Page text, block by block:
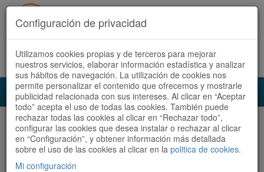
Acceder Registrate ahora Español | Català
Audioruta Todas las rutas
Todas las rutas
Ordenar por: Más recientes /
Configuración de privacidad
Utilizamos cookies propias y de terceros para mejorar
nuestros servicios, elaborar información estadística y analizar
sus hábitos de navegación. La utilización de cookies nos
permite personalizar el contenido que ofrecemos y mostrarle
publicidad relacionada con sus intereses. Al clicar en “Aceptar
todo” acepta el uso de todas las cookies. También puede
rechazar todas las cookies al clicar en “Rechazar todo”,
configurar las cookies que desea instalar o rechazar al clicar
en “Configuración”, y obtener información más detallada
sobre el uso de las cookies al clicar en la politica de cookies.
Mi configuración